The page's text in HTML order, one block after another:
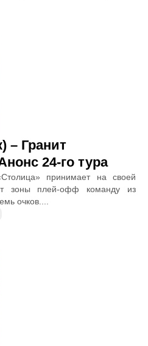
– Гранит
24-го тура
принимает на своей
зоны плей-офф команду из
очков....